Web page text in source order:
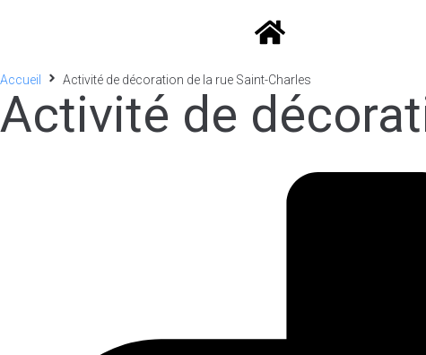
Accueil Activité de décoration de la rue Saint-Charles
Activité de